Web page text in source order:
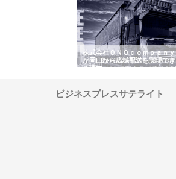
株式会社ＯＮＯｃｏｍｐａｎｙ
が岡山から広域配送を実現でき
る理由
ビジネスプレスサテライト